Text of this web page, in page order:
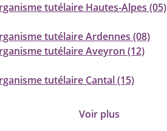
tutélaire Hautes-Alpes (05)
tutélaire Ardennes (08)
tutélaire Aveyron (12)
tutélaire Cantal (15)
Voir plus